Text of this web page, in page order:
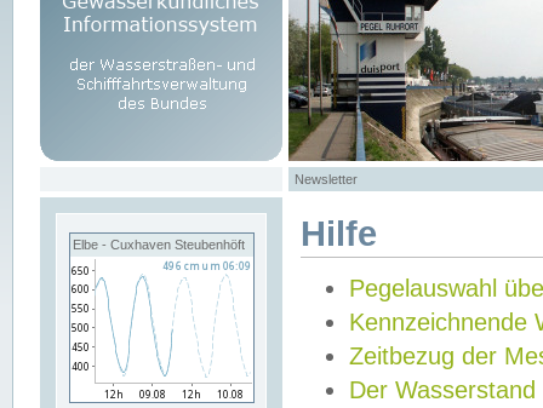
Newsletter
Elbe - Cuxhaven Steubenhöft Hilfe
Pegelauswahl
Kennzeichnende
Zeitbezug der
Der Wasserstand